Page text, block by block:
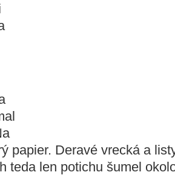
papier. Deravé vrecká a
teda len potichu šumel